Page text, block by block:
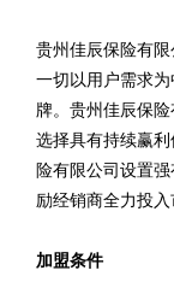
贵州佳辰保险有限
一切以用户需求
牌。贵州佳辰保
选择具有持续赢
险有限公司设置
励经销商全力投入
加盟条件